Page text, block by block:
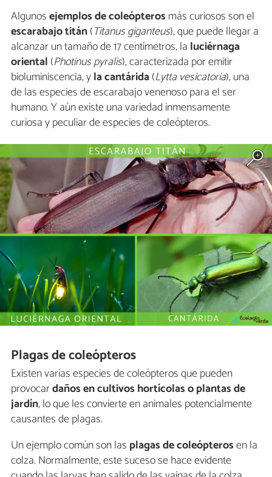
Algunosejemplos de coleópteros más curiosos son el
escarabajo titán(Titanus giganteus), que puede llegar a
alcanzar un tamaño de 17 centímetros, la luciérnaga
oriental (Photinus pyralis), caracterizada por emitir
bioluminiscencia, yla cantárida(Lytta vesicatoria), una
de las especies de escarabajo venenoso para el ser
humano. Y aún existe una variedad inmensamente
curiosa y peculiar de especies de coleópteros.
Plagas de coleópteros
Existen varias especies de coleópteros que pueden
provocardaños en cultivos hortícolas o plantas de
jardín, lo que les convierte en animales potencialmente
causantes de plagas.
Un ejemplo común son las plagas de coleópterosen la
colza. Normalmente, este suceso se hace evidente